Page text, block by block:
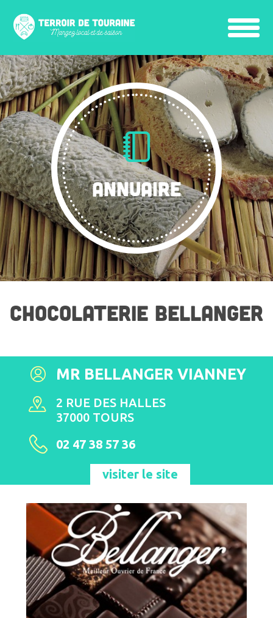
ANNUAIRE
CHOCOLATERIE BELLANGER
MR BELLANGER VIANNEY
2 RUE DES HALLES
37000 TOURS
02 47 38 57 36
visiter le site